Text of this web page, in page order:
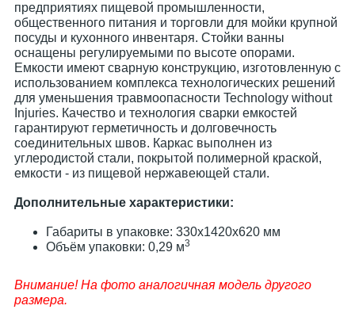
предприятиях пищевой промышленности,
общественного питания и торговли для мойки крупной
посуды и кухонного инвентаря. Стойки ванны
оснащены регулируемыми по высоте опорами.
Емкости имеют сварную конструкцию, изготовленную с
использованием комплекса технологических решений
для уменьшения травмоопасности Technology without
Injuries. Качество и технология сварки емкостей
гарантируют герметичность и долговечность
соединительных швов. Каркас выполнен из
углеродистой стали, покрытой полимерной краской,
емкости - из пищевой нержавеющей стали.
Дополнительные характеристики:
Габариты в упаковке: 330х1420х620 мм
Объём упаковки: 0,29 м3
Внимание! На фото аналогичная модель другого
размера.